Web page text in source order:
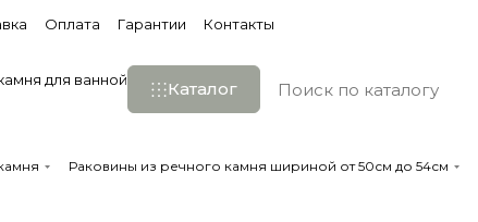
Оплата Гарантии Контакты
для ванной
Каталог
Раковины из речного камня шириной от 50см до 54см